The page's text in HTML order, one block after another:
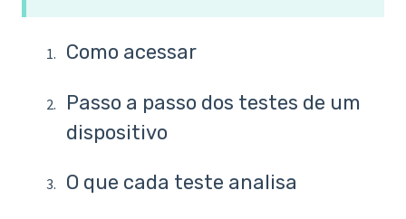
Como acessar
Passo a passo dos testes de um
dispositivo
O que cada teste analisa